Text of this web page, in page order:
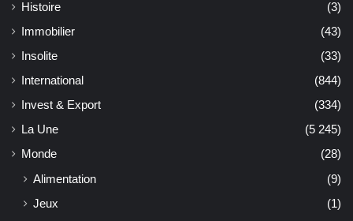
Histoire
(3)
Immobilier
(43)
Insolite
(33)
International
(844)
Invest & Export
(334)
La Une
(5 245)
Monde
(28)
Alimentation
(9)
Jeux
(1)